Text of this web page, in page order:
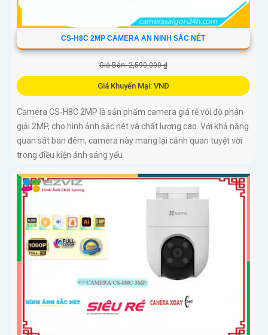
CS-H8C 2MP CAMERA AN NINH SẮC NÉT
Giá Bán: 2,590,000 ₫
Giá Khuyến Mại: VNĐ
Camera CS-H8C 2MP là sản phẩm camera giá rẻ với độ phân
giải 2MP, cho hình ảnh sắc nét và chất lượng cao. Với khả năng
quan sát ban đêm, camera này mang lại cảnh quan tuyệt vời
trong điều kiện ánh sáng yếu